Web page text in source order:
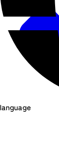
language